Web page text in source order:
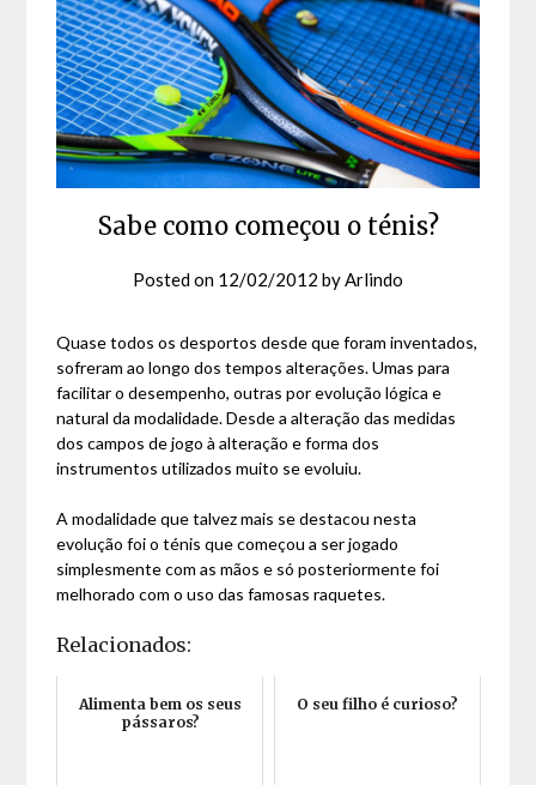
Sabe como começou o ténis?
Posted on 12/02/2012 byArlindo
Quase todos os desportos desde que foram inventados,
sofreram ao longo dos tempos alterações. Umas para
facilitar o desempenho, outras por evolução lógica e
natural da modalidade. Desde a alteração das medidas
dos campos de jogo à alteração e forma dos
instrumentos utilizados muito se evoluiu.
A modalidade que talvez mais se destacou nesta
evolução foi o ténis que começou a ser jogado
simplesmente com as mãos e só posteriormente foi
melhorado com o uso das famosas raquetes.
Relacionados:
Alimenta bem os seus
pássaros?
O seu filho é curioso?